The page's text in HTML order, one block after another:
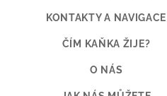
KONTAKTY A NAVIGACE
ČÍM KAŇKA ŽIJE?
O NÁS